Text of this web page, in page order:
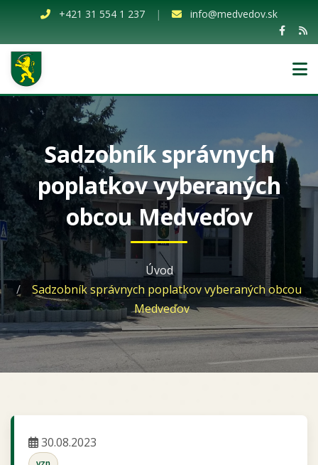
+421 31 554 1 237 | info@medvedov.sk
Sadzobník správnych
poplatkov vyberaných
obcou Medveďov
Úvod
Sadzobník správnych poplatkov vyberaných obcou
Medveďov
30.08.2023